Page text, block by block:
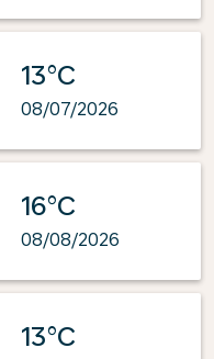
13°C
08/07/2026
16°C
08/08/2026
13°C